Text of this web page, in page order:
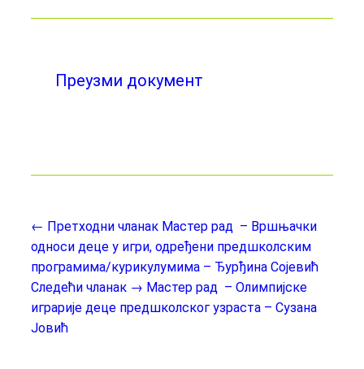
Преузми документ
← Претходни чланак Мастер рад – Вршњачки
односи деце у игри, одређени предшколским
програмима/курикулумима – Ђурђина Сојевић
Следећи чланак → Мастер рад – Олимпијске
играрије деце предшколског узраста – Сузана
Јовић